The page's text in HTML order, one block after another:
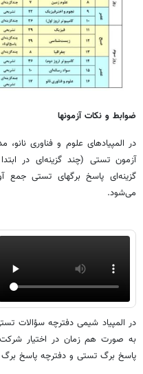
ضوابط و نکات آزمونها
در المپیادهای علوم و فناوری
آزمون تستی (چند گزینه‌ای در
گزینه‌ای پاسخ برگهای تستی جمع
می‌شود.
در المپیاد شیمی دفترچه سؤالات
به صورت هم زمان در اختیار
پاسخ برگ تستی و دفترچه پاسخ